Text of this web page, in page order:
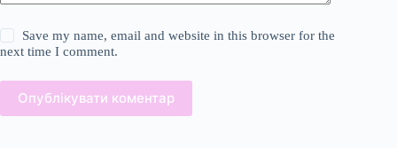
Save my name, email and website in this browser for the
next time I comment.
Опублікувати коментар